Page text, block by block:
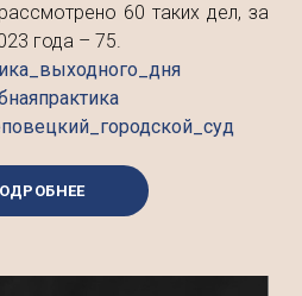
60 таких дел, за
года – 75.